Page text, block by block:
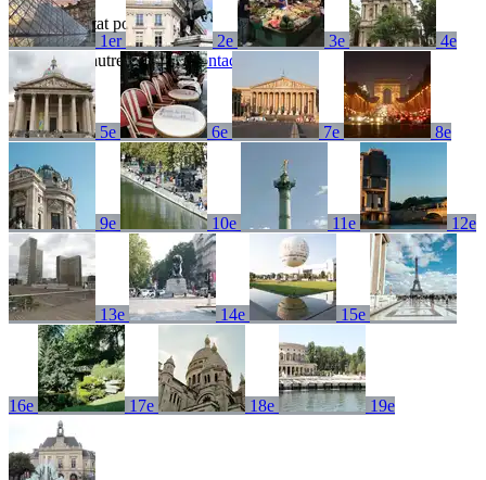
1er 2e 3e 4e
5e 6e 7e 8e
9e 10e 11e 12e
13e 14e 15e
16e 17e 18e 19e
Aucun résultat pour
Essayez un autre terme oucontactez-nous